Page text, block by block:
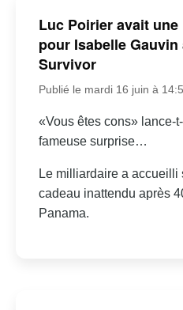
Luc Poirier avait
pour Isabelle
Survivor
Publié le mardi 16 juin à
«Vous êtes cons» lance-
fameuse surprise…
Le milliardaire a accueilli
cadeau inattendu après
Panama.